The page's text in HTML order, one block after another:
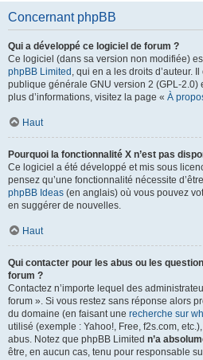
Concernant phpBB
Qui a développé ce logiciel de forum ?
Ce logiciel (dans sa version non modifiée)
phpBB Limited , qui en a les droits d’auteur.
publique générale GNU version 2 (GPL-2.0)
plus d’informations, visitez la page « À
Haut
Pourquoi la fonctionnalité X n’est pas
Ce logiciel a été développé et mis sous
pensez qu’une fonctionnalité nécessite
phpBB Ideas (en anglais) où vous pouvez
en suggérer de nouvelles.
Haut
Qui contacter pour les abus ou les
forum ?
Contactez n’importe lequel des
forum ». Si vous restez sans réponse alors
du domaine (en faisant une recherche sur
utilisé (exemple : Yahoo!, Free, f2s.com,
abus. Notez que phpBB Limited n’a
être, en aucun cas, tenu pour responsable